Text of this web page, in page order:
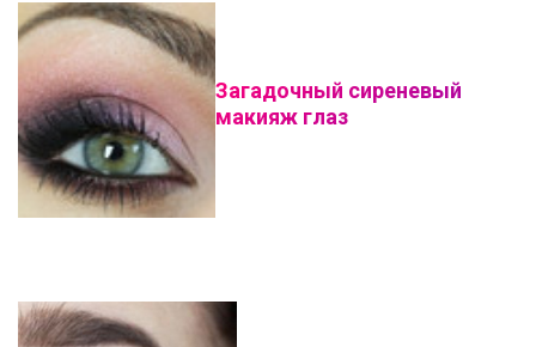
Загадочный сиреневый
макияж глаз